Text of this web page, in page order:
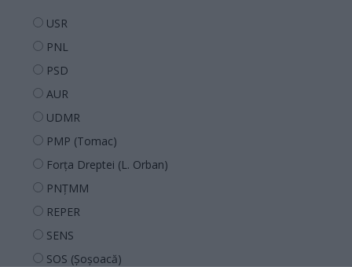
USR
PNL
PSD
AUR
UDMR
PMP (Tomac)
Forța Dreptei (L. Orban)
PNȚMM
REPER
SENS
SOS (Șoșoacă)